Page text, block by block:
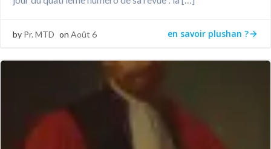
by Pr. MTD on Août 6 en savoir plushan ?